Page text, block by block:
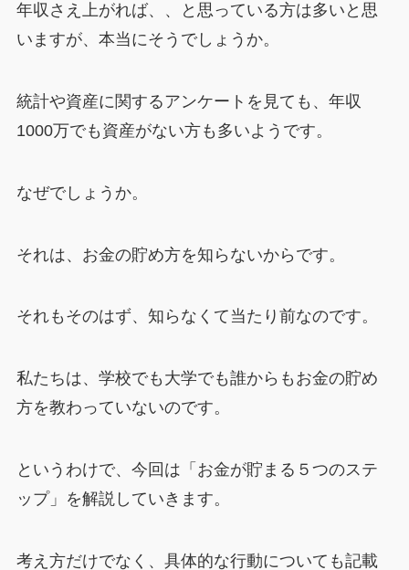
年収さえ上がれば、、と思っている方は多いと思
いますが、本当にそうでしょうか。
統計や資産に関するアンケートを見ても、年収
1000万でも資産がない方も多いようです。
なぜでしょうか。
それは、お金の貯め方を知らないからです。
それもそのはず、知らなくて当たり前なのです。
私たちは、学校でも大学でも誰からもお金の貯め
方を教わっていないのです。
というわけで、今回は「お金が貯まる５つのステ
ップ」を解説していきます。
考え方だけでなく、具体的な行動についても記載